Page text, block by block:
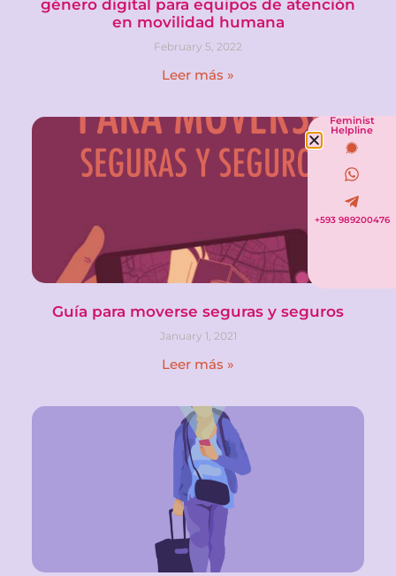
género digital para equipos de atención
en movilidad humana
February 5, 2022
Leer más »
Guía para moverse seguras y seguros
January 1, 2021
Leer más »
Feminist
Helpline
+593 989200476